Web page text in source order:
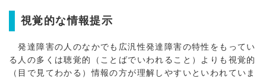
視覚的な情報提示
発達障害の人のなかでも広汎性発達障害の特性をもってい
る人の多くは聴覚的（ことばでいわれること）よりも視覚的
（目で見てわかる）情報の方が理解しやすいといわれていま